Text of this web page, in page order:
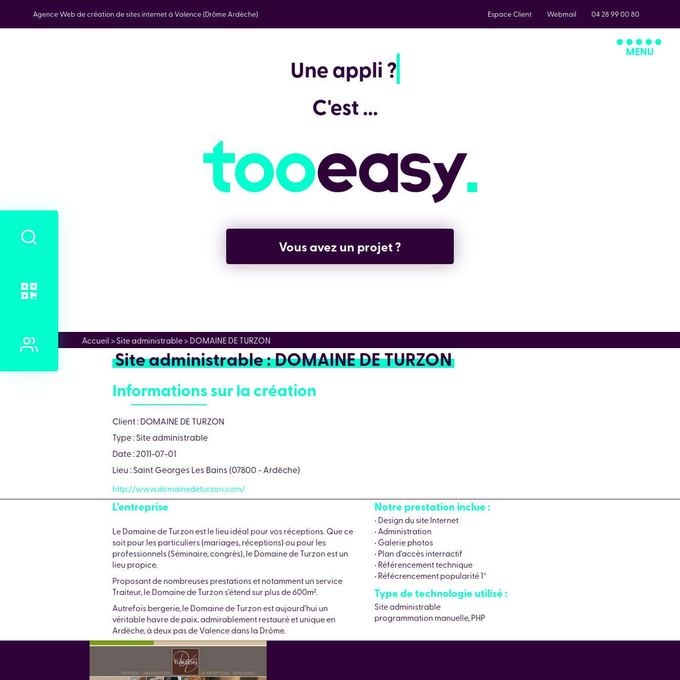
Agence Web de création de sites internet à Valence (Drôme Ardèche) Espace Client Webmail 04 28 99 00 80
MENU
Une app
C'est ...
Vous avez un projet ?
Accueil > Site administrable > DOMAINE DE TURZON
Site administrable : DOMAINE DE TURZON
Informations sur la création
Client : DOMAINE DE TURZON
Type : Site administrable
Date : 2011-07-01
Lieu : Saint Georges Les Bains (07800 - Ardèche)
http://www.domainedeturzon.com/
L'entreprise
Le Domaine de Turzon est le lieu idéal pour vos réceptions. Que ce
soit pour les particuliers (mariages, réceptions) ou pour les
professionnels (Séminaire, congrès), le Domaine de Turzon est un
lieu propice.
Proposant de nombreuses prestations et notamment un service
Traiteur, le Domaine de Turzon s'étend sur plus de 600m².
Autrefois bergerie, le Domaine de Turzon est aujourd'hui un
véritable havre de paix, admirablement restauré et unique en
Ardèche, à deux pas de Valence dans la Drôme.
Notre prestation inclue :
• Design du site Internet
• Administration
• Galerie photos
• Plan d'accès interractif
• Référencement technique
• Réfécrencement popularité 1*
Type de technologie utilisé :
Site administrable
programmation manuelle, PHP